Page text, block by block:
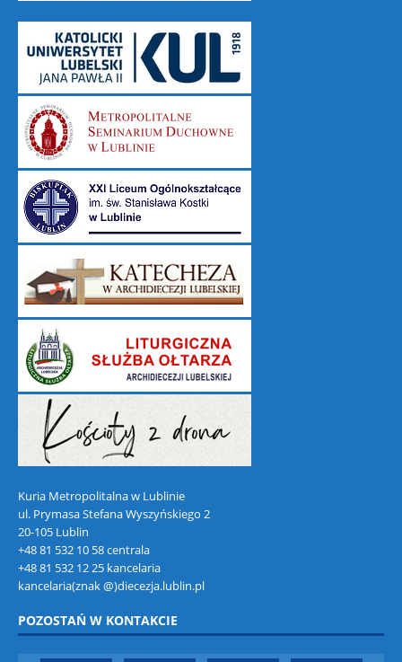
Kuria Metropolitalna w Lublinie
ul. Prymasa Stefana Wyszyńskiego 2
20-105 Lublin
+48 81 532 10 58 centrala
+48 81 532 12 25 kancelaria
kancelaria(znak @)diecezja.lublin.pl
POZOSTAŃ W KONTAKCIE